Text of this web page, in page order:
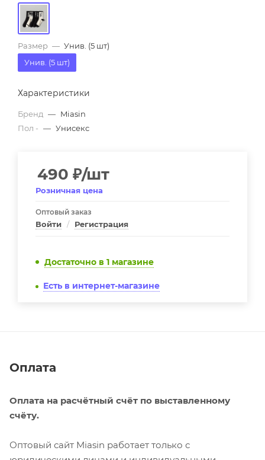
Размер — Унив. (5 шт)
Унив. (5 шт)
Характеристики
Бренд — Miasin
Пол - — Унисекс
490 ₽/шт
Розничная цена
Оптовый заказ
Войти / Регистрация
Достаточно в 1 магазине
Есть в интернет-магазине
Оплата
Оплата на расчётный счёт по выставленному
счёту.
Оптовый сайт Miasin работает только с